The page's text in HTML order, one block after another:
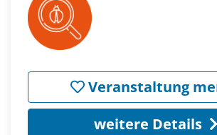
Veranstaltung
weitere Details